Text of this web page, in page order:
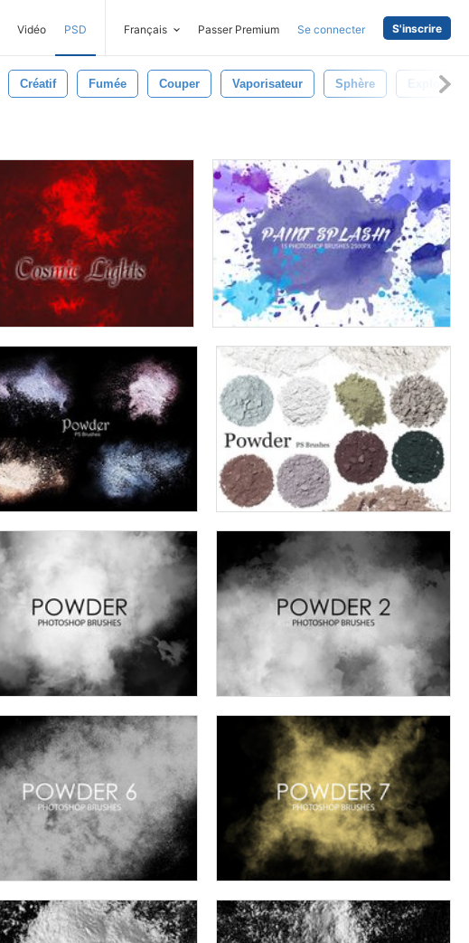
Vidéo PSD Français Passer Premium Se connecter S'inscrire
Créatif Fumée Couper Vaporisateur Sphère Exploser